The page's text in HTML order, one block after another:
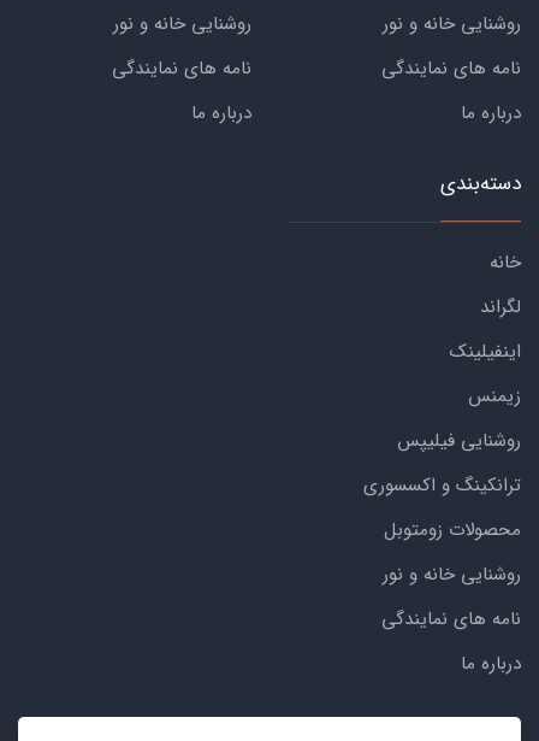
روشنایی خانه و نور
نامه های نمایندگی
درباره ما
روشنایی خانه و نور
نامه های نمایندگی
درباره ما
دسته‌بندی
خانه
لگراند
اینفیلینک
زیمنس
روشنایی فیلیپس
ترانکینگ و اکسسوری
محصولات زومتوبل
روشنایی خانه و نور
نامه های نمایندگی
درباره ما